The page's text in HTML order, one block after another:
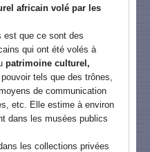
africain volé par les
est que ce sont des
qui ont été volés à
patrimoine culturel,
tels que des trônes,
de communication
etc. Elle estime à environ
dans les musées publics
les collections privées